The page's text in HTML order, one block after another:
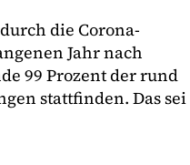
die Corona-
Jahr nach
99 Prozent der rund
stattfinden. Das sei